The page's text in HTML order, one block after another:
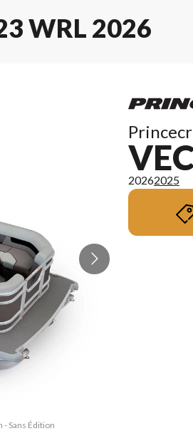
WRL 2026
Sans Édition
20262025